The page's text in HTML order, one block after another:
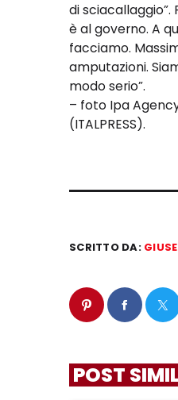
di
è al governo. A
facciamo.
amputazioni.
modo serio”.
– foto Ipa
(ITALPRESS).
SCRITTO DA:
POST